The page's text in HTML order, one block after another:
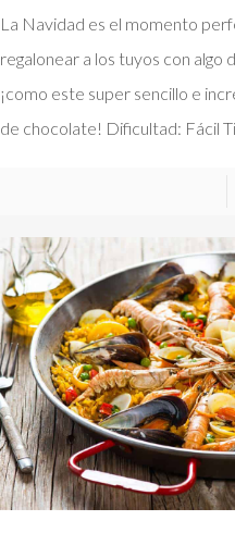
La Navidad es el momento
regalonear a los tuyos con algo
¡como este super sencillo e
de chocolate! Dificultad: Fácil